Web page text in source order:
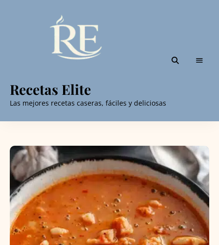
Recetas Elite
Las mejores recetas caseras, fáciles y deliciosas